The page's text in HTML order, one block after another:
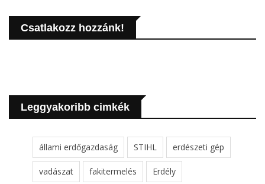
Csatlakozz hozzánk!
Leggyakoribb cimkék
állami erdőgazdaság STIHL erdészeti gép
vadászat fakitermelés Erdély